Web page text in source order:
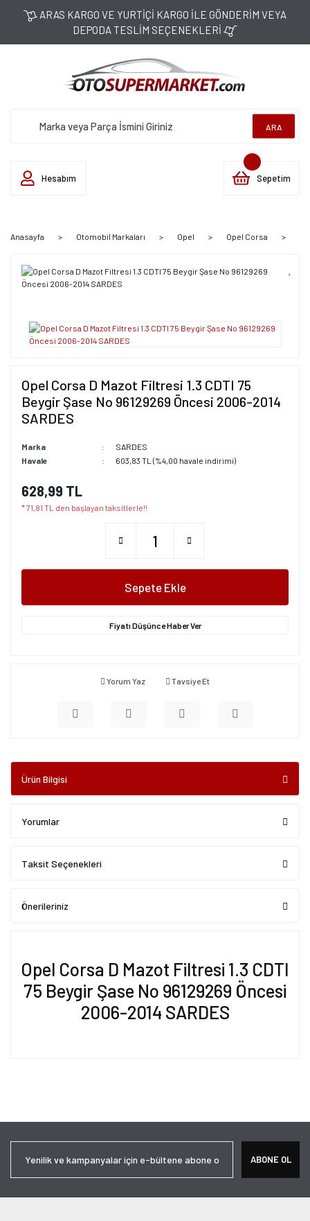
ARAS KARGO VE YURTİÇİ KARGO İLE GÖNDERİM VEYA
DEPODA TESLİM SEÇENEKLERİ
ARA
Hesabım Sepetim
Anasayfa Otomobil Markaları Opel Opel Corsa
Opel Corsa D Mazot Filtresi 1.3 CDTI 75
Beygir Şase No 96129269 Öncesi 2006-2014
SARDES
Marka
SARDES
Havale
603,83 TL (%4,00 havale indirimi)
628,99 TL
* 71,81 TL den başlayan taksitlerle!!
Sepete Ekle
Fiyatı Düşünce Haber Ver
Yorum Yaz Tavsiye Et
Ürün Bilgisi
Yorumlar
Taksit Seçenekleri
Önerileriniz
Opel Corsa D Mazot Filtresi 1.3 CDTI
75 Beygir Şase No 96129269 Öncesi
2006-2014 SARDES
Ürün açıklamasında eksik bilgiler bulunuyor.
ABONE OL